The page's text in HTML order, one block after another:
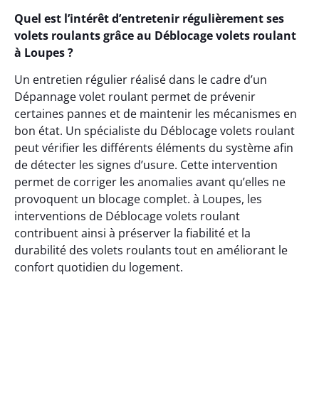
Quel est l’intérêt d’entretenir régulièrement ses
volets roulants grâce au Déblocage volets roulant
à Loupes ?
Un entretien régulier réalisé dans le cadre d’un
Dépannage volet roulant permet de prévenir
certaines pannes et de maintenir les mécanismes en
bon état. Un spécialiste du Déblocage volets roulant
peut vérifier les différents éléments du système afin
de détecter les signes d’usure. Cette intervention
permet de corriger les anomalies avant qu’elles ne
provoquent un blocage complet. à Loupes, les
interventions de Déblocage volets roulant
contribuent ainsi à préserver la fiabilité et la
durabilité des volets roulants tout en améliorant le
confort quotidien du logement.